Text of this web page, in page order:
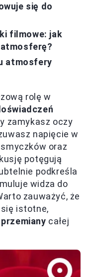
się do
filmowe: jak
atmosfery
rolę w
zamykasz oczy
napięcie w
oraz
potęgują
podkreśla
widza do
zauważyć, że
istotne,
całej